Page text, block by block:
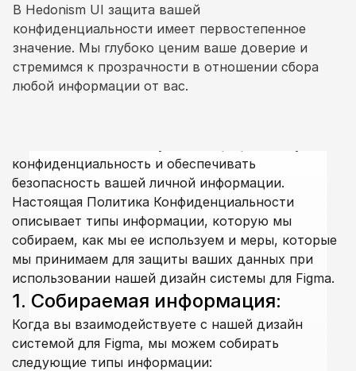
конфиденциальность и обеспечивать
безопасность вашей личной информации.
Настоящая Политика Конфиденциальности
описывает типы информации, которую мы
собираем, как мы ее используем и меры, которые
мы принимаем для защиты ваших данных при
использовании нашей дизайн системы для Figma.
1. Собираемая информация:
Когда вы взаимодействуете с нашей дизайн
системой для Figma, мы можем собирать
следующие типы информации:
В Hedonism UI защита вашей
конфиденциальности имеет первостепенное
значение. Мы глубоко ценим ваше доверие и
стремимся к прозрачности в отношении сбора
любой информации от вас.